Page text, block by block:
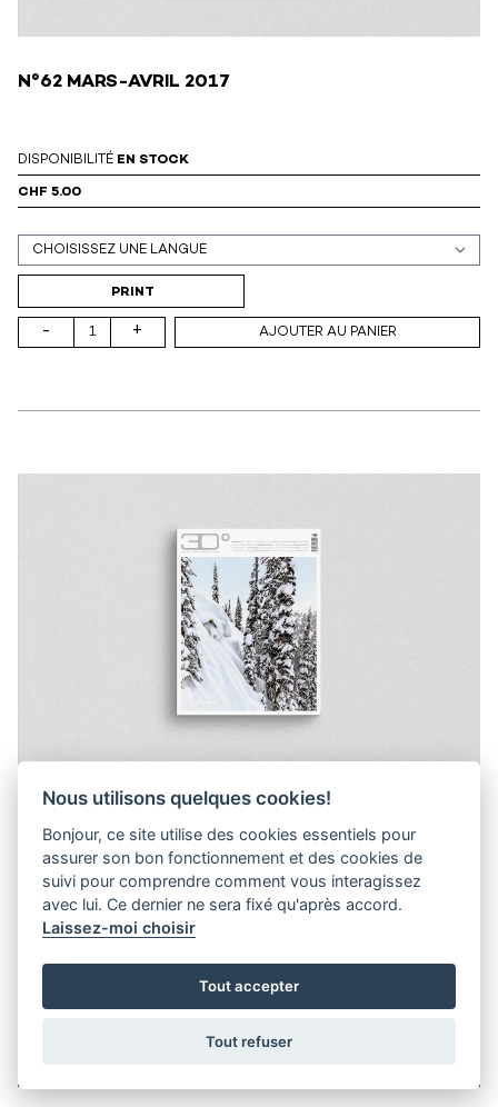
N°62 MARS-AVRIL 2017
DISPONIBILITÉ EN STOCK
CHF 5.00
Support (print ou digital)
PRINT
- + AJOUTER AU PANIER
DISPONIBILITÉEN STOCK
CHF 5.00
Nous utilisons quelques cookies!
Bonjour, ce site utilise des cookies essentiels pour
assurer son bon fonctionnement et des cookies de
suivi pour comprendre comment vous interagissez
avec lui. Ce dernier ne sera fixé qu'après accord.
Laissez-moi choisir
Tout accepter
Tout refuser